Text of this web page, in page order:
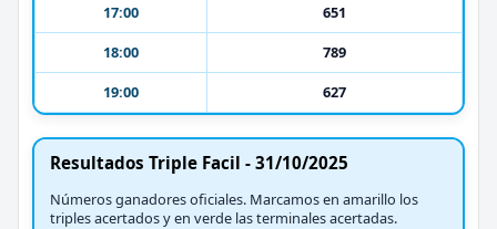
17:00
651
18:00
789
19:00
627
Resultados Triple Facil - 31/10/2025
Números ganadores oficiales. Marcamos en amarillo los
triples acertados y en verde las terminales acertadas.